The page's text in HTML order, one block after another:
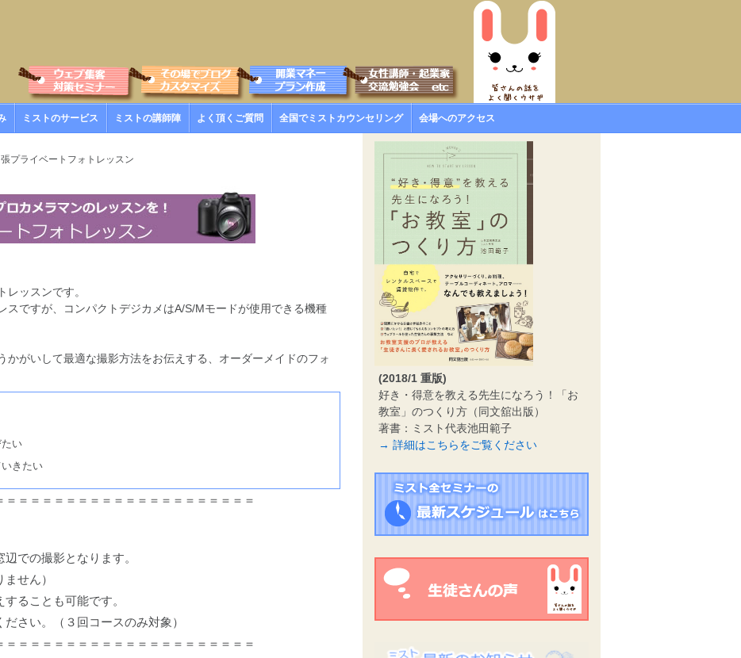
ミストのサービス ミストの講師陣 よく頂くご質問 全国でミストカウンセリング 会場へのアクセス
プライベートフォトレッスン
レッスンです。
ですが、コンパクトデジカメはA/S/Mモードが使用できる機種
かがいして最適な撮影方法をお伝えする、オーダーメイドのフォ
い
きたい
＝＝＝＝＝＝＝＝＝＝＝＝＝＝＝＝＝＝＝＝
での撮影となります。
せん）
ることも可能です。
さい。（３回コースのみ対象）
＝＝＝＝＝＝＝＝＝＝＝＝＝＝＝＝＝＝＝＝
(2018/1 重版)
好き・得意を教える先生になろう！「お
教室」のつくり方（同文舘出版）
著書：ミスト代表池田範子
→ 詳細はこちらをご覧ください